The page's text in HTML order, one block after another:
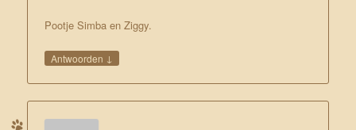
Pootje Simba en Ziggy.
Antwoorden ↓